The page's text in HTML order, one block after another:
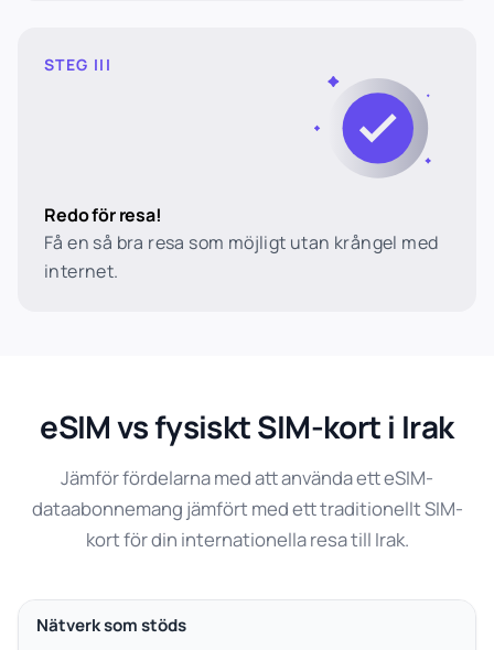
STEG III
Redo för resa!
Få en så bra resa som möjligt utan krångel med
internet.
eSIM vs fysiskt SIM-kort i Irak
Jämför fördelarna med att använda ett eSIM-
dataabonnemang jämfört med ett traditionellt SIM-
kort för din internationella resa till Irak.
Nätverk som stöds